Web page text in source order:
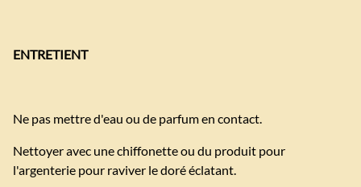
ENTRETIENT
Ne pas mettre d'eau ou de parfum en contact.
Nettoyer avec une chiffonette ou du produit pour
l'argenterie pour raviver le doré éclatant.